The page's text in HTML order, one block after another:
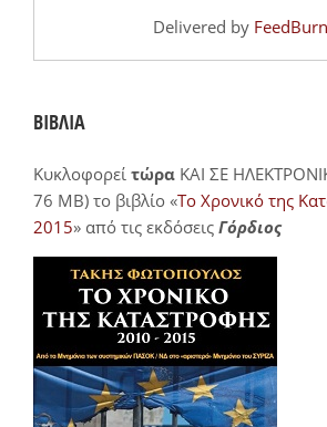
Delivered by
ΒΙΒΛΙΑ
Κυκλοφορεί τώρα ΚΑΙ ΣΕ
76 MB) το βιβλίο «Το Χρονικό της
2015» από τις εκδόσεις Γόρδιος